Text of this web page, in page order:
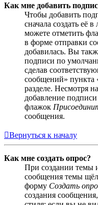
Как мне добавить
Чтобы добавить
сначала создать её
можете отметить
в форме отправки
добавилась. Вы
подписи по
сделав
сообщений»
разделе. Несмотря
добавление
флажок
сообщения.
Вернуться к началу
Как мне создать опрос?
При создании темы
сообщения темы
форму Создать
создания